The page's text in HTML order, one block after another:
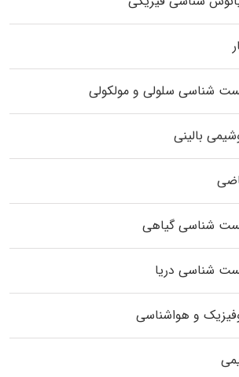
شناسی سلولی و مولکولی
بالینی
شناسی گیاهی
شناسی دریا
و هواشناسی